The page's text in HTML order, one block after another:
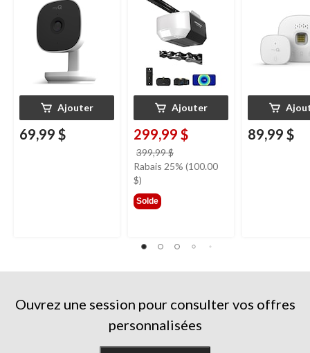
nocturne, résistante
aux intempéries
Ajouter
69,99 $
Chamberlain
Ajouter
299,99 $
399,99 $
était
Rabais 25% (100.00
$)
Solde
89,99 $
Ouvrez une session pour consulter vos offres
personnalisées